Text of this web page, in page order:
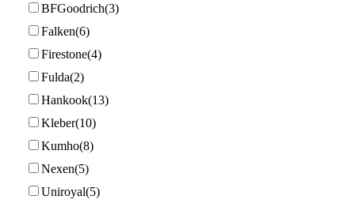
BFGoodrich 3
Falken 6
Firestone 4
Fulda 2
Hankook 13
Kleber 10
Kumho 8
Nexen 5
Uniroyal 5